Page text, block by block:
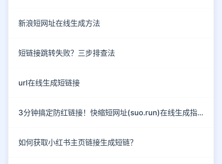
新浪短网址在线生成方法
短链接跳转失败？三步排查法
url在线生成短链接
3分钟搞定防红链接！快缩短网址(suo.run)在线生成指南
如何获取小红书主页链接生成短链？